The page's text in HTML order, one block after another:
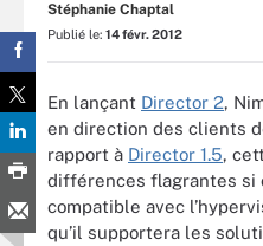
Stéphanie Chaptal
Publié le: 14 févr. 2012
En lançant Director 2,
en direction des clients
rapport à Director 1.5,
différences flagrantes si
compatible avec
qu’il supportera les